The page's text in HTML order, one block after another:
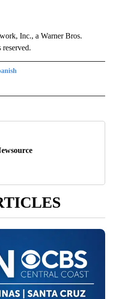
Inc., a Warner Bros.
TO RECEIVE NOTIFICATIONS ABOUT